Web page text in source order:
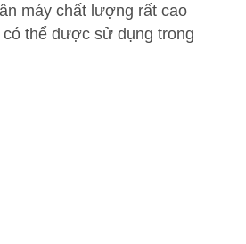
máy chất lượng rất cao
thể được sử dụng trong